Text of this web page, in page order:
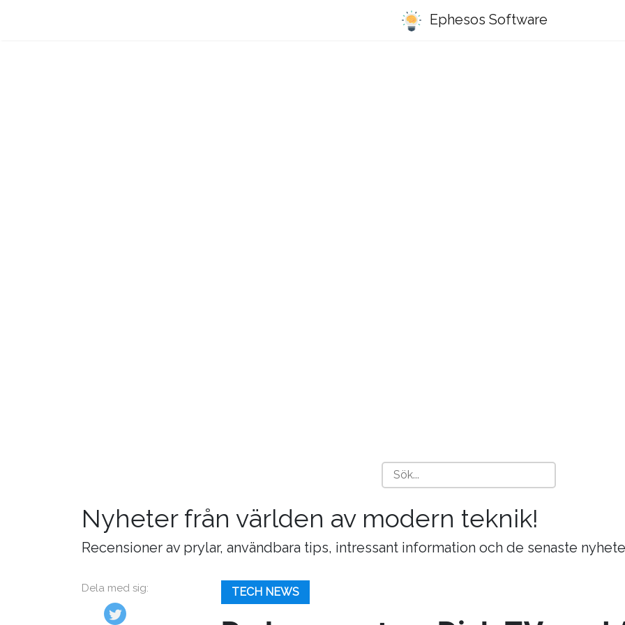
Ephesos Software
Nyheter från världen av modern teknik!
Recensioner av prylar, användbara tips, intressant information och de senaste
Dela med sig: TECH NEWS